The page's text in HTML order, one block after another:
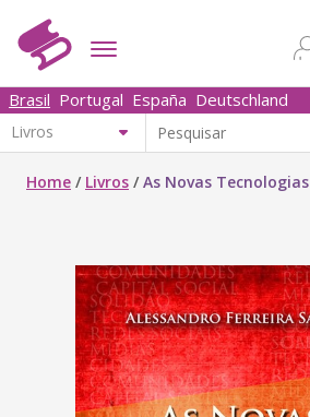
Brasil Portugal España Deutschland
Home / Livros /As Novas